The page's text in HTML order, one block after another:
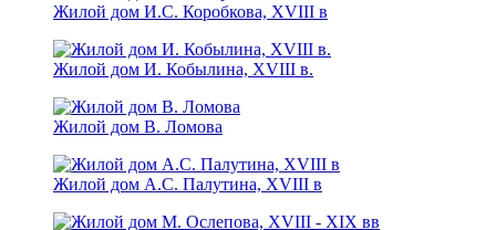
Жилой дом И.С. Коробкова, XVIII в
Жилой дом И. Кобылина, XVIII в.
Жилой дом В. Ломова
Жилой дом А.С. Палутина, XVIII в